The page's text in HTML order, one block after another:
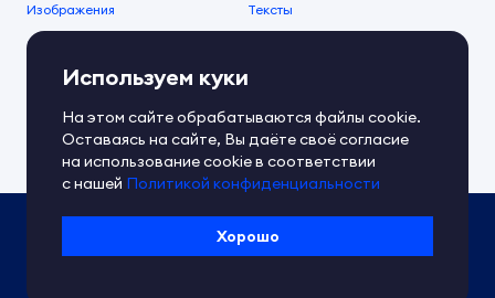
Изображения Тексты
О компании
О сервисе
Документы IPEX Справочный центр
Контакты Обратная связь
Политика IPEX по обработке ПД
Условия использования платформы
Используем куки
На этом сайте обрабатываются файлы cookie.
Оставаясь на сайте, Вы даёте своё согласие
на использование cookie в соответствии
с нашей Политикой конфиденциальности
Хорошо